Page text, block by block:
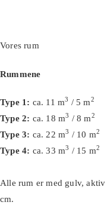
Vores rum
Rummene
Type 1: ca. 11 m3 / 5 m2
Type 2: ca. 18 m3 / 8 m2
Type 3: ca. 22 m3 / 10 m2
Type 4: ca. 33 m3 / 15 m2
Alle rum er med gulv,
cm.